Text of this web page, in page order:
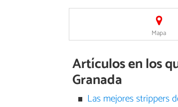
Mapa
Artículos en los
Granada
Las mejores strippers